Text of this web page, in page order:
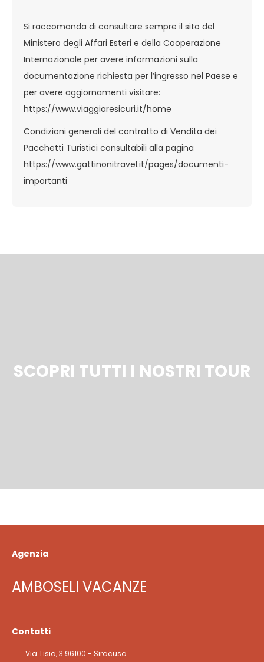
Si raccomanda di consultare sempre il sito del
Ministero degli Affari Esteri e della Cooperazione
Internazionale per avere informazioni sulla
documentazione richiesta per l’ingresso nel Paese e
per avere aggiornamenti visitare:
https://www.viaggiaresicuri.it/home
Condizioni generali del contratto di Vendita dei
Pacchetti Turistici consultabili alla pagina
https://www.gattinonitravel.it/pages/documenti-
importanti
SCOPRI TUTTI I NOSTRI TOUR
Agenzia
AMBOSELI VACANZE
Contatti
Via Tisia, 3 96100 - Siracusa